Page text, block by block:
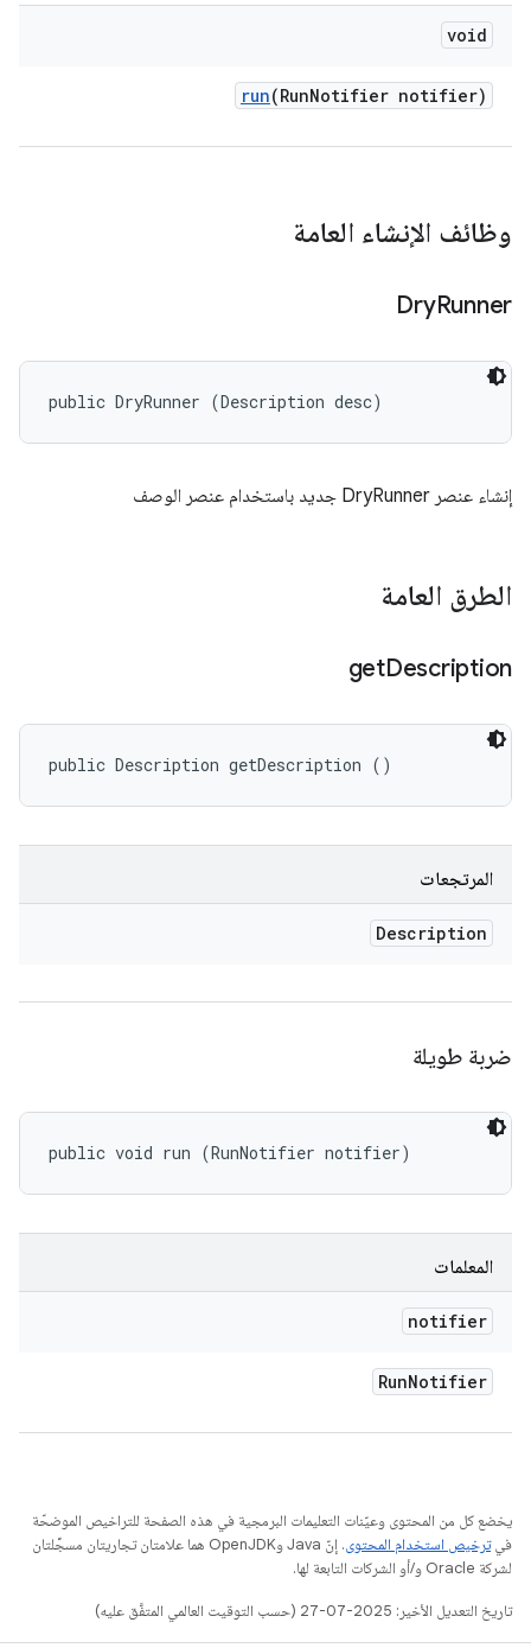
void
run(RunNotifier notifier)
وظائف الإنشاء العامة
DryRunner
public DryRunner (Description desc)
إنشاء عنصر DryRunner جديد باستخدام عنصر الوصف
الطرق العامة
getDescription
public Description getDescription ()
المرتجعات
Description
ضربة طويلة
public void run (RunNotifier notifier)
المعلمات
notifier
RunNotifier
يخضع كل من المحتوى وعيّنات التعليمات البرمجية في هذه الصفحة للتراخيص الموضحّة
فيترخيص استخدام المحتوى
. إنّ Java وOpenJDK هما علامتان تجاريتان مسجَّلتان
لشركة Oracle و/أو الشركات التابعة لها.
تاريخ التعديل الأخير: 2025-07-27 (حسب التوقيت العالمي المتفَّق عليه)